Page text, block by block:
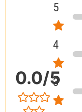
0.0/5
5
4
3